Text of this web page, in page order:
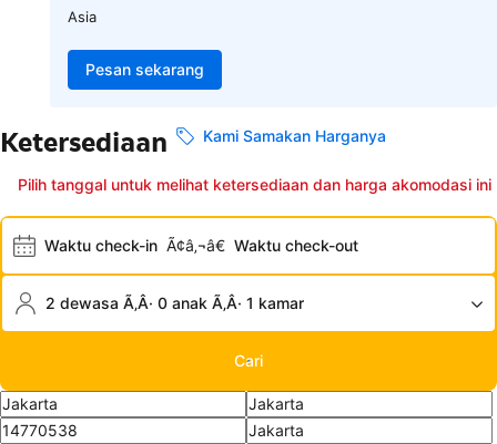
Asia
Pesan sekarang
Ketersediaan Kami Samakan Harganya
Pilih tanggal untuk melihat ketersediaan dan harga akomodasi ini
Waktu check-in Ã¢â‚¬â€ Waktu check-out
2 dewasa Ã‚Â· 0 anak Ã‚Â· 1 kamar
Cari